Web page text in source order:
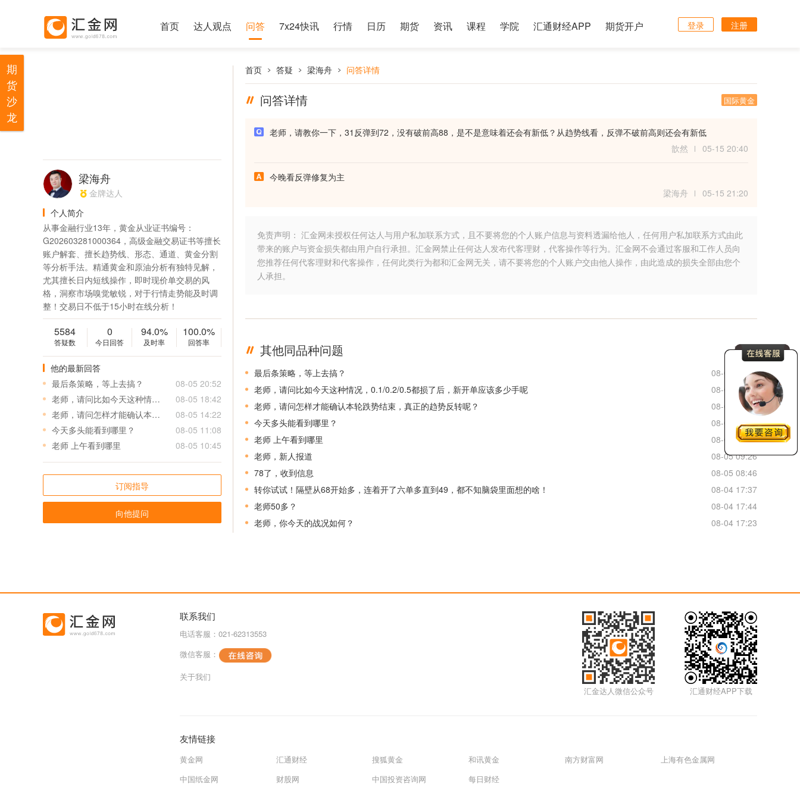
首页 达人观点 问答 7x24快讯 行情 日历 期货 资讯 课程 学院 汇通财经APP 期货开户 登录 注册
梁海舟
金牌达人
个人简介
从事金融行业13年，黄金从业证书编号：
G202603281000364，高级金融交易证书等擅长
账户解套、擅长趋势线、形态、通道、黄金分割
等分析手法。精通黄金和原油分析有独特见解，
尤其擅长日内短线操作，即时现价单交易的风
格，洞察市场嗅觉敏锐，对于行情走势能及时调
整！交易日不低于15小时在线分析！
5584
答疑数
0
今日回答
94.0%
及时率
100.0%
回答率
他的最新回答
最后条策略，等上去搞？
08-05 20:52
老师，请问比如今天这种情况，0.1/0.2/0.5都损了后，新开单应该多少手呢
08-05 18:42
老师，请问怎样才能确认本轮跌势结束，真正的趋势反转呢？
08-05 14:22
今天多头能看到哪里？
08-05 11:08
老师 上午看到哪里
08-05 10:45
订阅指导
向他提问
首页 答疑 梁海舟 问答详情
问答详情 国际黄金
老师，请教你一下，31反弹到72，没有破前高88，是不是意味着还会有新低？从趋势线看，反弹不破前高则还会有新低
歆然
05-15 20:40
今晚看反弹修复为主
梁海舟
05-15 21:20
免责声明： 汇金网未授权任何达人与用户私加联系方式，且不要将您的个人账户信息与资料透漏给他人，任何用户私加联系方式由此
带来的账户与资金损失都由用户自行承担。汇金网禁止任何达人发布代客理财，代客操作等行为。汇金网不会通过客服和工作人员向
您推荐任何代客理财和代客操作，任何此类行为都和汇金网无关，请不要将您的个人账户交由他人操作，由此造成的损失全部由您个
人承担。
其他同品种问题
更多
最后条策略，等上去搞？
08-05 20:52
老师，请问比如今天这种情况，0.1/0.2/0.5都损了后，新开单应该多少手呢
08-05 18:42
老师，请问怎样才能确认本轮跌势结束，真正的趋势反转呢？
08-05 14:22
今天多头能看到哪里？
08-05 11:08
老师 上午看到哪里
08-05 10:45
老师，新人报道
08-05 09:26
78了，收到信息
08-05 08:46
转你试试！隔壁从68开始多，连着开了六单多直到49，都不知脑袋里面想的啥！
08-04 17:37
老师50多？
08-04 17:44
老师，你今天的战况如何？
08-04 17:23
联系我们
电话客服：021-62313553
微信客服：
关于我们
汇通财经APP下载
汇金达人微信公众号
友情链接
黄金网 汇通财经 搜狐黄金 和讯黄金 南方财富网
上海有色金属网
中国纸金网
财股网 中国投资咨询网 每日财经
期
货
沙
龙